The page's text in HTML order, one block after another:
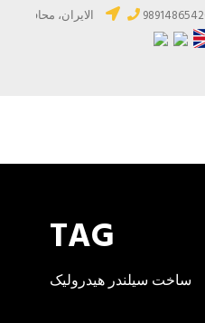
الایران، محافظة
TAG
ساخت سیلندر هیدرولیک